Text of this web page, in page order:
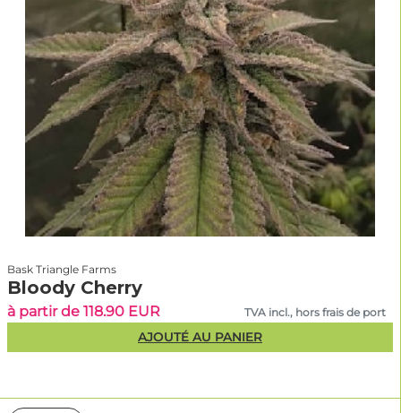
Bask Triangle Farms
Bloody Cherry
à partir de 118.90 EUR TVA incl., hors frais de port
AJOUTÉ AU PANIER